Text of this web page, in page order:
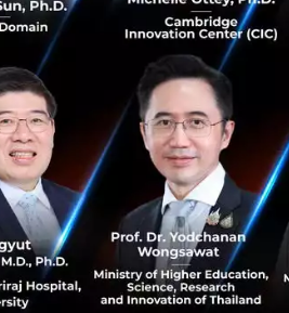
นซ์ และคนที่เก่งขึ้นทุกวันเท่านั้นที่
และเด็กรุ่นใหม่ก็ไม่อยากเป็นพนั
ขึ้นในระบบแรงงานไทยและทั่วโลก
ลดขนาดทีมเพื่อความคล่องตัว แล
งข้ามก็ไม่ได้อยากเข้าไปอยู่ในระ
อยากเลือกโปรเจกต์ที่ตรงกับเป้าห